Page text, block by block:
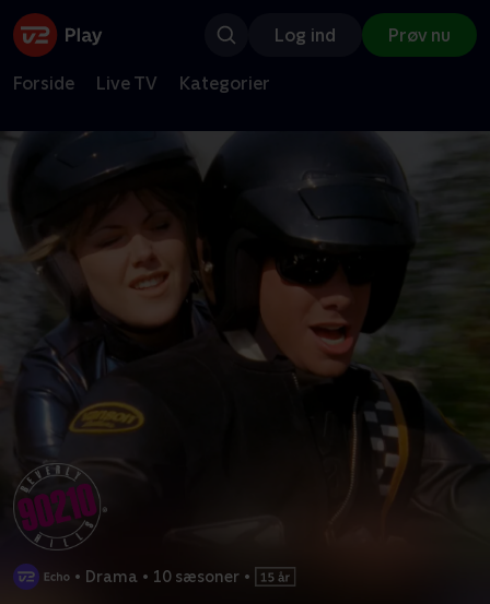
Log ind Prøv nu
Forside Live TV Kategorier
• Drama • 10 sæsoner •